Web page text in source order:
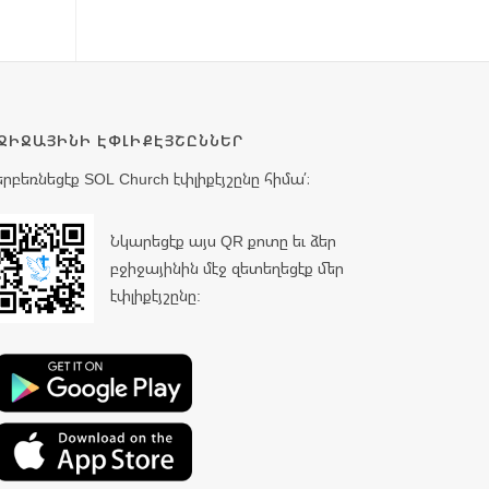
ԷՓԼԻՔԷՅՇԸՆՆԵՐ
SOL Church էփլիքէյշընը հիմա՛։
Նկարեցէք այս QR քոտը եւ ձեր
բջիջայինին մէջ զետեղեցէք մեր
էփլիքէյշընը: